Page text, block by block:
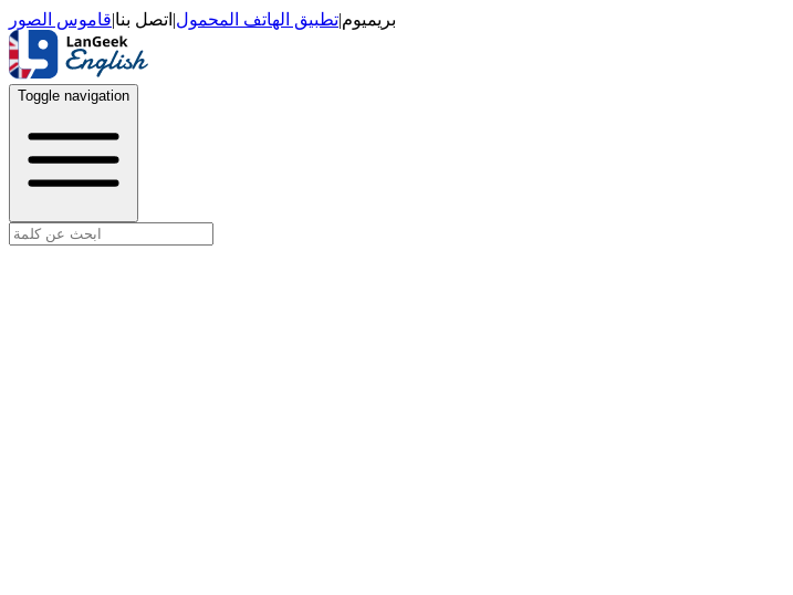
بريميوم|تطبيق الهاتف المحمول| اتصل بنا|قاموس الصور
Toggle navigation